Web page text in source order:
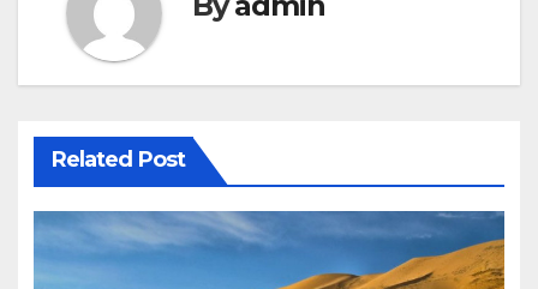
Related Post